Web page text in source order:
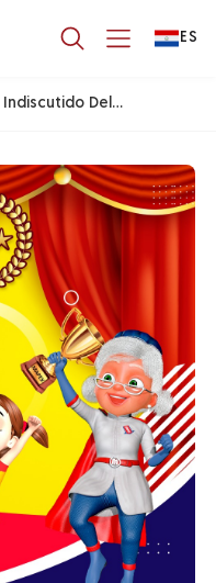
ES
Indiscutido Del